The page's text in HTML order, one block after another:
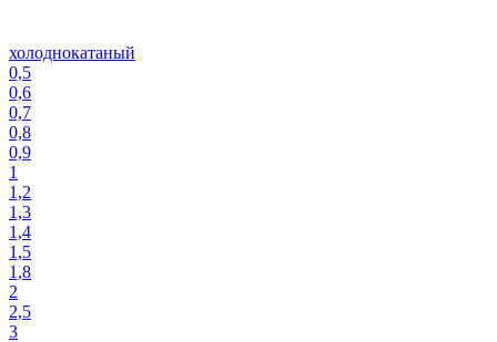
холоднокатаный
0,5
0,6
0,7
0,8
0,9
1
1,2
1,3
1,4
1,5
1,8
2
2,5
3